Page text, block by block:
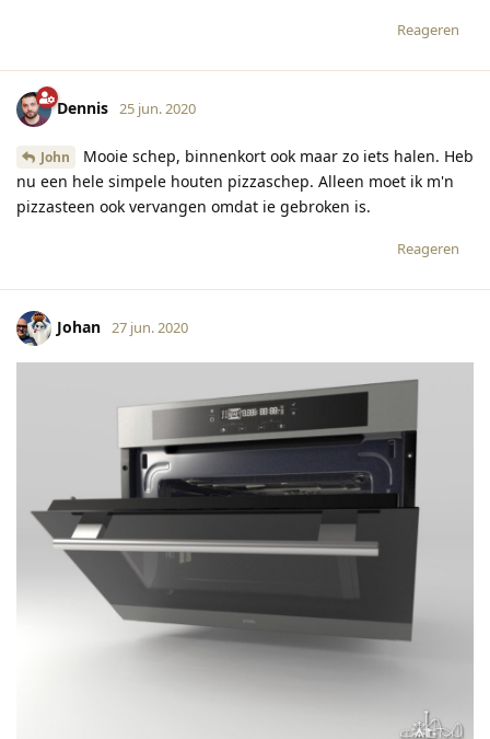
Reageren
Dennis 25 jun. 2020
John
Mooie schep, binnenkort ook maar zo iets halen. Heb
nu een hele simpele houten pizzaschep. Alleen moet ik m'n
pizzasteen ook vervangen omdat ie gebroken is.
Reageren
Johan 27 jun. 2020